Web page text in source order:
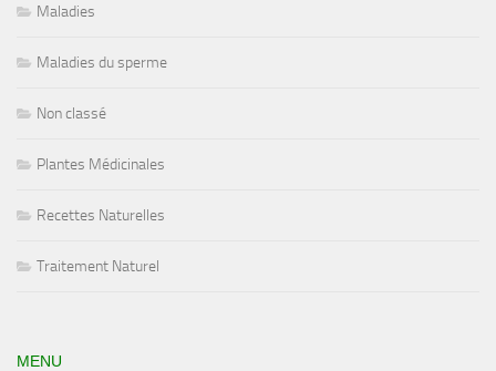
Maladies
Maladies du sperme
Non classé
Plantes Médicinales
Recettes Naturelles
Traitement Naturel
MENU